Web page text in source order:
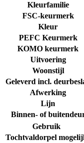
Kleurfamilie
FSC-keurmerk
Kleur
PEFC Keurmerk
KOMO keurmerk
Uitvoering
Woonstijl
Geleverd incl.
Afwerking
Lijn
Binnen- of
Gebruik
Tochtvaldorpel